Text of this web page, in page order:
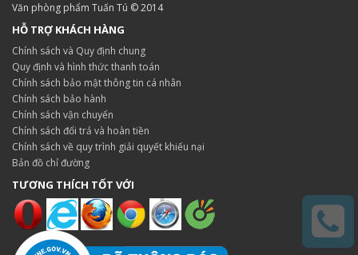
Văn phòng phẩm Tuấn Tú © 2014
HỖ TRỢ KHÁCH HÀNG
Chính sách và Quy định chung
Quy định và hình thức thanh toán
Chính sách bảo mật thông tin cá nhân
Chính sách bảo hành
Chính sách vận chuyển
Chính sách đổi trả và hoàn tiền
Chính sách về quy trình giải quyết khiếu nại
Bản đồ chỉ đường
TƯƠNG THÍCH TỐT VỚI